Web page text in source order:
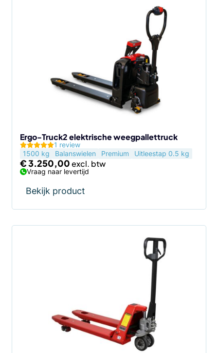
Ergo-Truck2 elektrische weegpallettruck
1 review
1500 kg
Balanswielen Premium Uitleestap 0.5 kg
€3.250,00
Vraag naar levertijd
Bekijk product